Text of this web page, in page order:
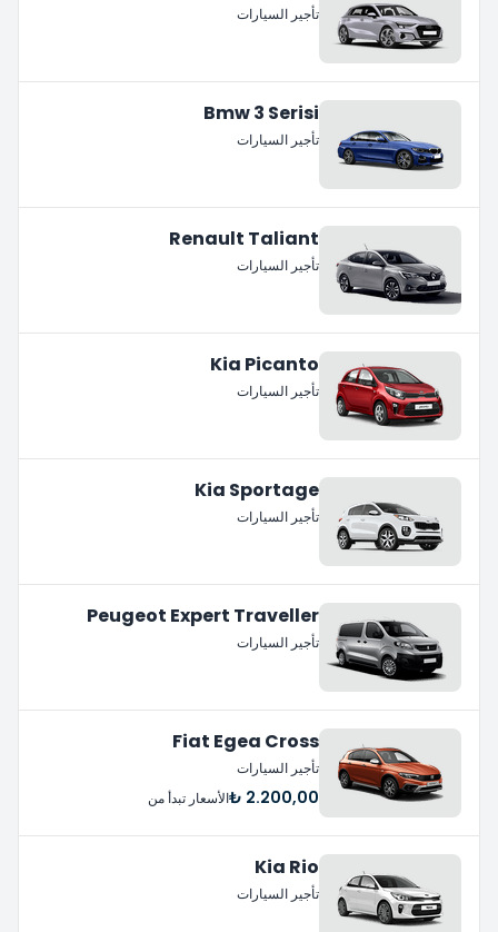
تأجير السيارات
Bmw 3 Serisi
تأجير السيارات
Renault Taliant
تأجير السيارات
Kia Picanto
تأجير السيارات
Kia Sportage
تأجير السيارات
Peugeot Expert Traveller
تأجير السيارات
Fiat Egea Cross
تأجير السيارات
2.200,00 ₺ الأسعار تبدأ من
Kia Rio
تأجير السيارات